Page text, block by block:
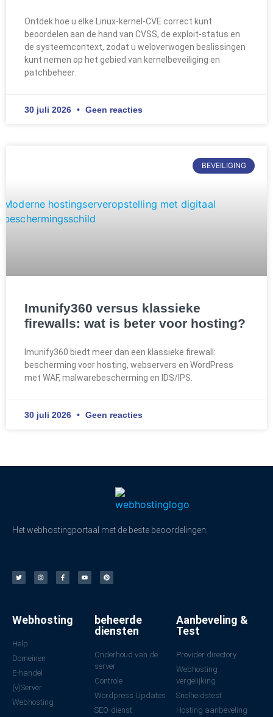
Ontdek hoe u elke Linux-kernel-CVE correct kunt
beoordelen aan de hand van CVSS, de exploit-status en
de systeemcontext, zodat u weloverwogen beslissingen
kunt nemen op het gebied van kernelbeveiliging en
patchbeheer.
30 juli 2026 Geen reacties
BEVEILIGING
Imunify360 versus klassieke
firewalls: wat is beter voor hosting?
Imunify360 biedt meer dan een klassieke firewall:
bescherming voor hosting, webservers en WordPress
met WAF, malwarebescherming en IDS/IPS.
30 juli 2026 Geen reacties
Het webhostingportaal met de beste beoordelingen.
Webhosting
Help
Domeinen
E-handel
(v)Server
Webhosting
beheerde
diensten
Onderhoud van de
server
Controle
Wordpress Updates
SEO-dienst
Aanbeveling &
Test
Provider directory
Webhosting
vergelijking
Snelheidstest
Hosting aanbeveling